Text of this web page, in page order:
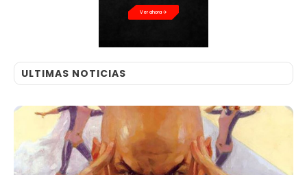
Ver ahora
ULTIMAS NOTICIAS